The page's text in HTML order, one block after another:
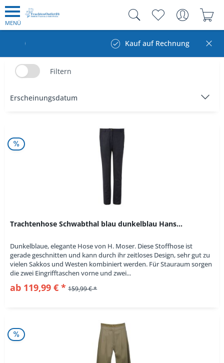
MENÜ
Kauf auf Rechnung
Filtern
Trachtenhose Schwabthal blau dunkelblau Hans...
Dunkelblaue, elegante Hose von H. Moser. Diese Stoffhose ist
gerade geschnitten und kann durch ihr zeitloses Design, sehr gut zu
vielen Sakkos und Westen kombiniert werden. Für Stauraum sorgen
die zwei Eingrifftaschen vorne und zwei...
ab 119,99 € * 159,99 € *